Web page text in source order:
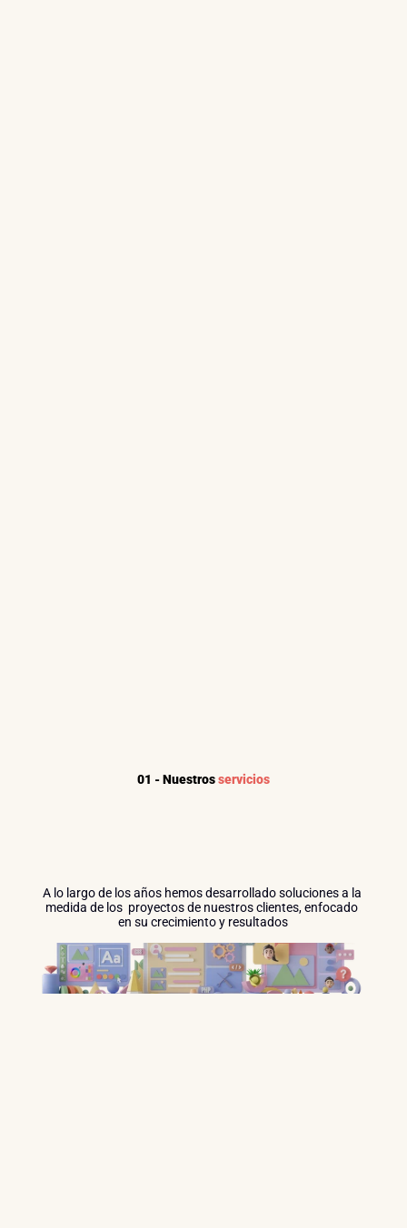
01 - Nuestros servicios
A lo largo de los años hemos desarrollado soluciones a la
medida de los  proyectos de nuestros clientes, enfocado
en su crecimiento y resultados